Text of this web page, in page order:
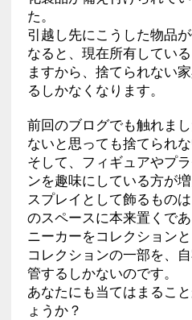
た。
引越し先にこうした物品
なると、現在所有してい
ますから、捨てられない
るしかなくなります。
前回のブログでも触れま
ないと思っても捨てられな
そして、フィギュアやプ
ンを趣味にしている方が
スプレイとして飾るもの
のスペースに本来置くで
ニーカーをコレクション
コレクションの一部を、
管するしかないのです。
あなたにも当てはまるこ
ょうか？